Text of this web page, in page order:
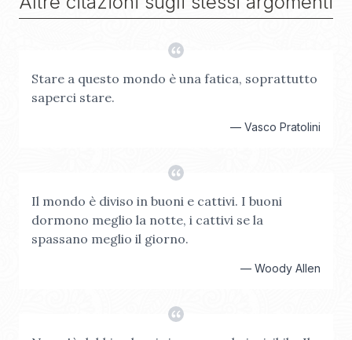
Stare a questo mondo è una fatica, soprattutto
saperci stare.
— Vasco Pratolini
Il mondo è diviso in buoni e cattivi. I buoni
dormono meglio la notte, i cattivi se la
spassano meglio il giorno.
— Woody Allen